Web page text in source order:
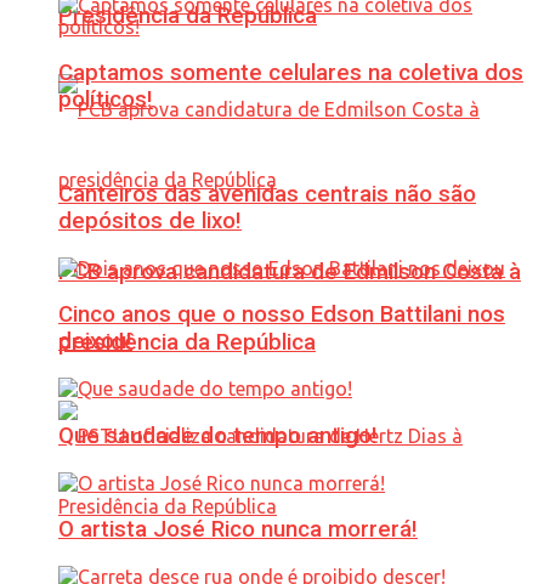
Presidência da República
PCB aprova candidatura de Edmilson Costa à
presidência da República
Captamos somente celulares na coletiva dos
políticos!
Canteiros das avenidas centrais não são
depósitos de lixo!
Cinco anos que o nosso Edson Battilani nos
deixou!
Que saudade do tempo antigo!
O artista José Rico nunca morrerá!